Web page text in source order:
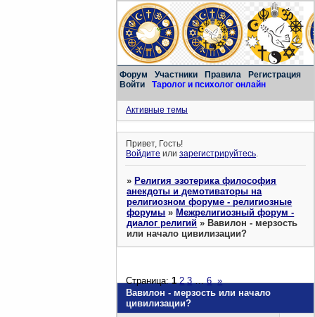
Форум Участники Правила
Регистрация
Войти
Таролог и психолог онлайн
Активные темы
Привет, Гость!
Войдите илизарегистрируйтесь.
»Религия эзотерика философия
анекдоты и демотиваторы на
религиозном форуме - религиозные
форумы »Межрелигиозный форум -
диалог религий »Вавилон - мерзость
или начало цивилизации?
Вавилон - мерзость или начало
цивилизации?
Страница:1 2 3 … 6 »